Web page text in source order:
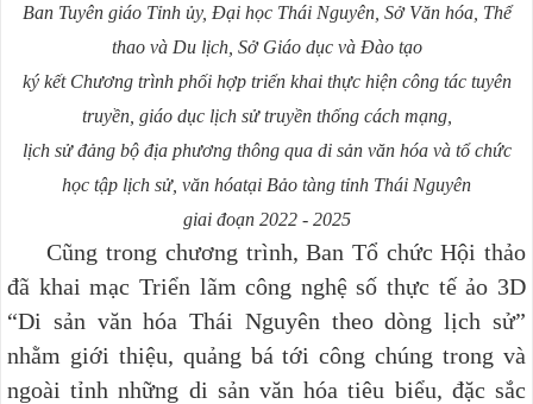
Ban Tuyên giáo Tỉnh ủy, Đại học Thái Nguyên, Sở Văn hóa, Thể
thao và Du lịch, Sở Giáo dục và Đào tạo
ký kết Chương trình phối hợp triển khai thực hiện công tác tuyên
truyền, giáo dục lịch sử truyền thống cách mạng,
lịch sử đảng bộ địa phương thông qua di sản văn hóa và tổ chức
học tập lịch sử, văn hóatại Bảo tàng tỉnh Thái Nguyên
giai đoạn 2022 - 2025
Cũng trong chương trình, Ban Tổ chức Hội thảo
đã khai mạc Triển lãm công nghệ số thực tế ảo 3D
“Di sản văn hóa Thái Nguyên theo dòng lịch sử”
nhằm giới thiệu, quảng bá tới công chúng trong và
ngoài tỉnh những di sản văn hóa tiêu biểu, đặc sắc